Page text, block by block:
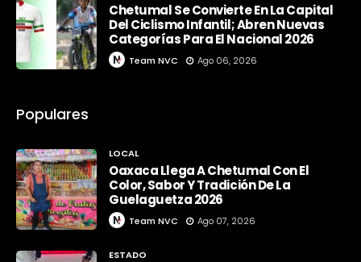
Chetumal Se Convierte En La Capital
Del Ciclismo Infantil; Abren Nuevas
Categorías Para El Nacional 2026
Team NVC Ago 06, 2026
Populares
LOCAL
Oaxaca Llega A Chetumal Con El
Color, Sabor Y Tradición De La
Guelaguetza 2026
Team NVC Ago 07, 2026
ESTADO